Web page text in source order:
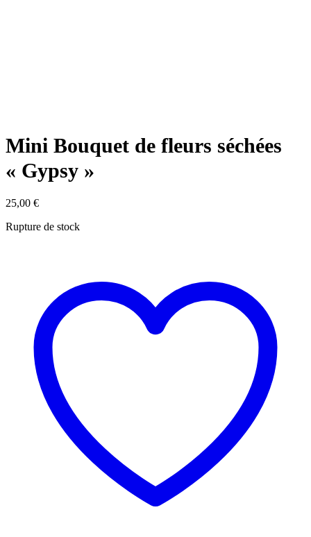
Mini Bouquet de fleurs séchées
« Gypsy »
25,00 €
Rupture de stock